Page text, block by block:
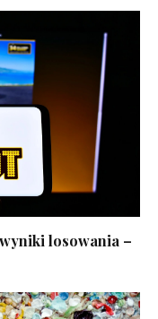
losowania –